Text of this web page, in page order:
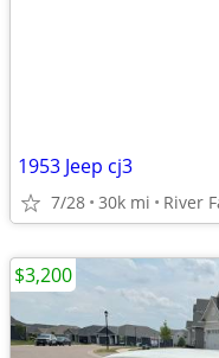
1953 Jeep cj3
7/28 30k mi River
$3,200